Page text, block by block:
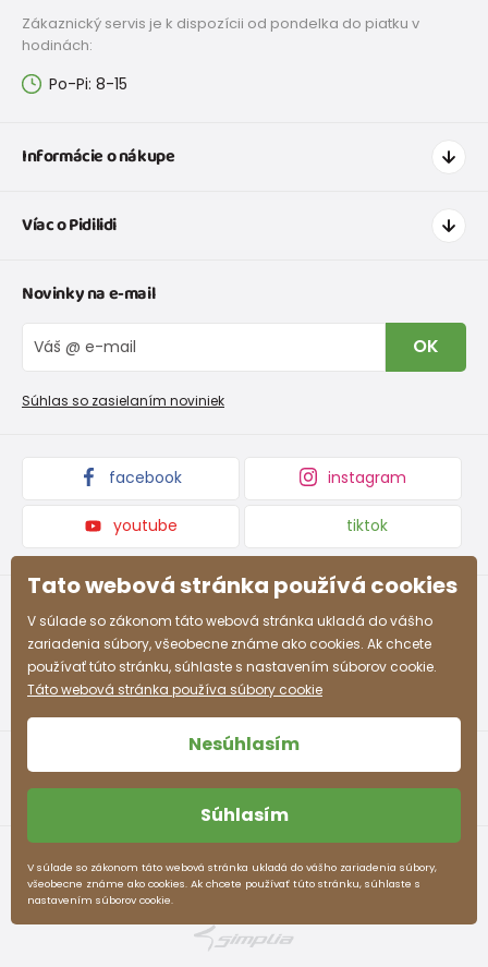
Zákaznický servis je k dispozícii od pondelka do piatku v
hodinách:
Po-Pi: 8-15
Informácie o nákupe
Doprava a platba
Tabuľka veľkostí obuvi
Vrátenie tovaru a reklamacie
Reklamačný poriadok
Víac o Pidilidi
O nás
Blog
Veľkoobchod PiDiLiDi
Kolekcie tovaru
Novinky na e-mail
OK
Súhlas so zasielaním noviniek
facebook instagram
youtube tiktok
pidilidi.sk © 2026. WebdesignLitvanyi.sk.
Tato webová stránka používá cookies
V súlade so zákonom táto webová stránka ukladá do vášho
zariadenia súbory, všeobecne známe ako cookies. Ak chcete
používať túto stránku, súhlaste s nastavením súborov cookie.
Táto webová stránka používa súbory cookie
Nesúhlasím
Súhlasím
V súlade so zákonom táto webová stránka ukladá do vášho zariadenia súbory,
všeobecne známe ako cookies. Ak chcete používať túto stránku, súhlaste s
nastavením súborov cookie.